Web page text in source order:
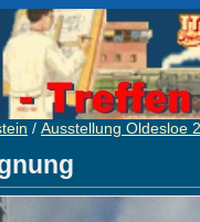
/ Ausstellung Oldesloe